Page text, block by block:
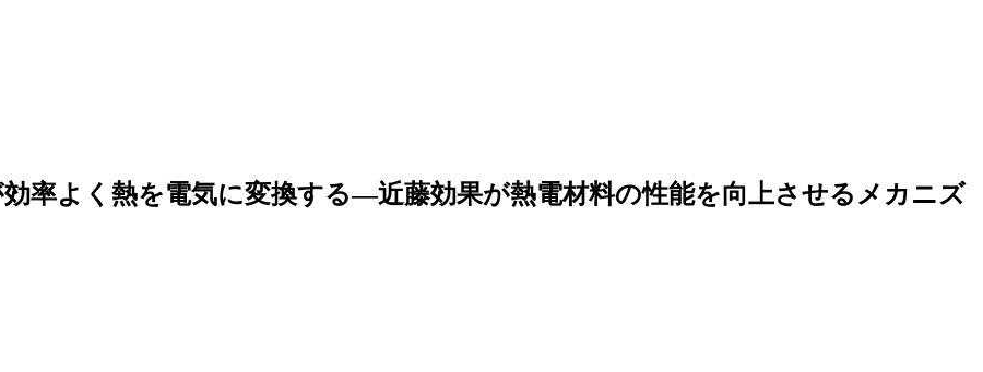
効率よく熱を電気に変換する―近藤効果が熱電材料の性能を向上させるメカニズ